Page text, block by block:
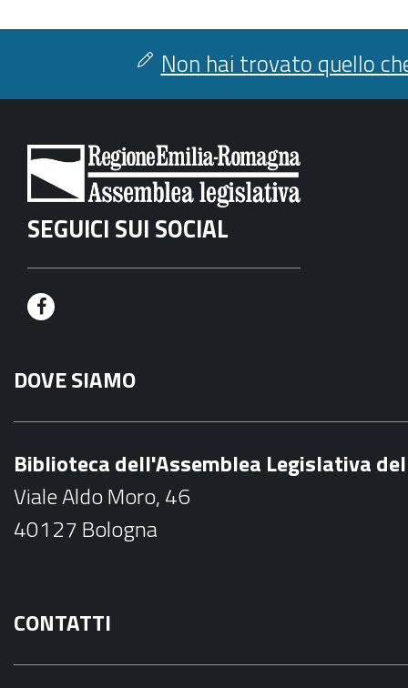
Non hai trovato quello
SEGUICI SUI SOCIAL
F
c
e
o
k
DOVE SIAMO
Biblioteca dell'Assemblea Legislativa
Viale Aldo Moro, 46
40127 Bologna
CONTATTI